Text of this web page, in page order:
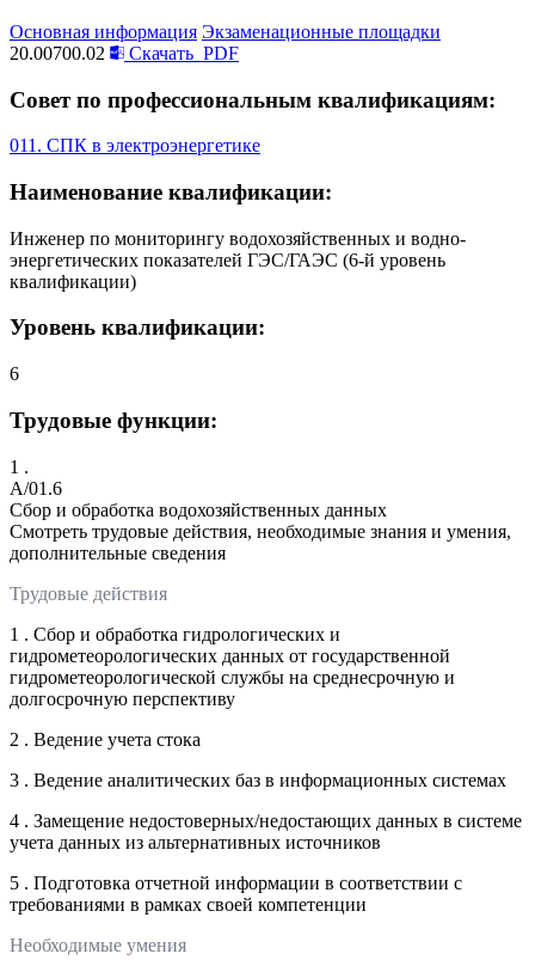
Основная информация Экзаменационные площадки
20.00700.02
Скачать PDF
Совет по профессиональным квалификациям:
011. СПК в электроэнергетике
Наименование квалификации:
Инженер по мониторингу водохозяйственных и водно-
энергетических показателей ГЭС/ГАЭС (6-й уровень
квалификации)
Уровень квалификации:
6
Трудовые функции:
1 .
A/01.6
Сбор и обработка водохозяйственных данных
Смотреть трудовые действия, необходимые знания и умения,
дополнительные сведения
Трудовые действия
1 . Сбор и обработка гидрологических и
гидрометеорологических данных от государственной
гидрометеорологической службы на среднесрочную и
долгосрочную перспективу
2 . Ведение учета стока
3 . Ведение аналитических баз в информационных системах
4 . Замещение недостоверных/недостающих данных в системе
учета данных из альтернативных источников
5 . Подготовка отчетной информации в соответствии с
требованиями в рамках своей компетенции
Необходимые умения